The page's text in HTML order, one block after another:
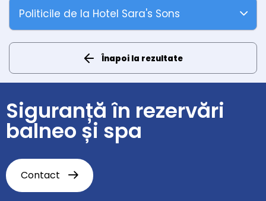
Politicile de la Hotel Sara's Sons
Înapoi la rezultate
Siguranță în rezervări
balneo și spa
Contact